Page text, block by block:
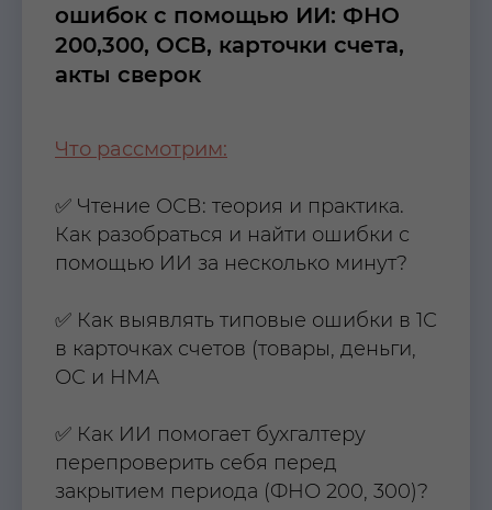
ошибок с помощью ИИ: ФНО
200,300, ОСВ, карточки счета,
акты сверок
Что рассмотрим:
✅ Чтение ОСВ: теория и практика.
Как разобраться и найти ошибки с
помощью ИИ за несколько минут?
✅ Как выявлять типовые ошибки в 1С
в карточках счетов (товары, деньги,
ОС и НМА
✅ Как ИИ помогает бухгалтеру
перепроверить себя перед
закрытием периода (ФНО 200, 300)?